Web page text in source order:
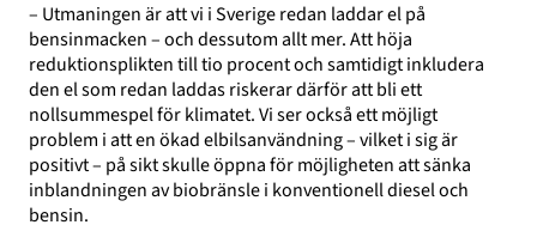
– Utmaningen är att vi i Sverige redan laddar el på
bensinmacken – och dessutom allt mer. Att höja
reduktionsplikten till tio procent och samtidigt inkludera
den el som redan laddas riskerar därför att bli ett
nollsummespel för klimatet. Vi ser också ett möjligt
problem i att en ökad elbilsanvändning – vilket i sig är
positivt – på sikt skulle öppna för möjligheten att sänka
inblandningen av biobränsle i konventionell diesel och
bensin.